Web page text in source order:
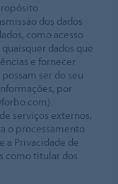
dos dados
como acesso
dados que
e fornecer
ser do seu
por
serviços externos,
o processamento
a Privacidade de
como titular dos